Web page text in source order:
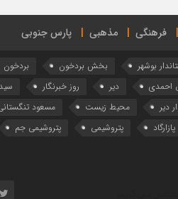
فرهنگی مذهبی پارس جنوبی
بوشهر بخش بردخون بردخون
احمدی دیر روز خبرنگار
دیر محیط زیست مسعود
پازارگاد پتروشیمی پتروشیمی جم